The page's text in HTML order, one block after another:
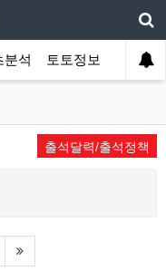
분석 토토정보
출석달력/출석정책